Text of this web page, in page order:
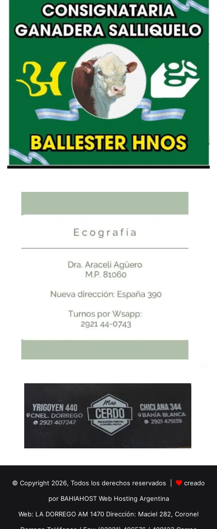
© Copyright 2026, Todos los derechos reservados |
creado
por BAHIAHOST Web Hosting Argentina
Web: LA DORREGO AM 1470 Dirección: Maciel 282, Coronel